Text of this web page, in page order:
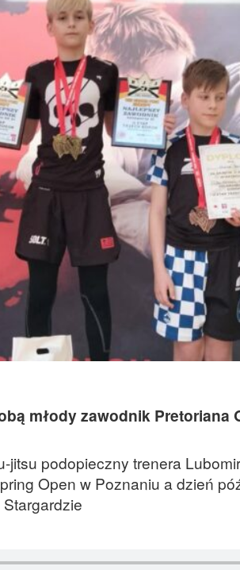
młody zawodnik Pretoriana
jitsu podopieczny trenera
Open w Poznaniu a dzień